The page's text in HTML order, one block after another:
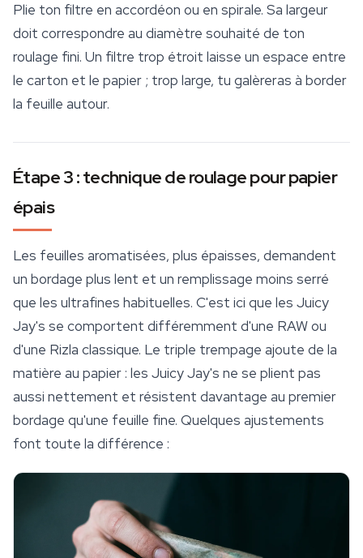
Plie ton filtre en accordéon ou en spirale. Sa largeur
doit correspondre au diamètre souhaité de ton
roulage fini. Un filtre trop étroit laisse un espace entre
le carton et le papier ; trop large, tu galèreras à border
la feuille autour.
Étape 3 : technique de roulage pour papier
épais
Les feuilles aromatisées, plus épaisses, demandent
un bordage plus lent et un remplissage moins serré
que les ultrafines habituelles. C'est ici que les Juicy
Jay's se comportent différemment d'une RAWou
d'une Rizla classique. Le triple trempage ajoute de la
matière au papier : les Juicy Jay's ne se plient pas
aussi nettement et résistent davantage au premier
bordage qu'une feuille fine. Quelques ajustements
font toute la différence :